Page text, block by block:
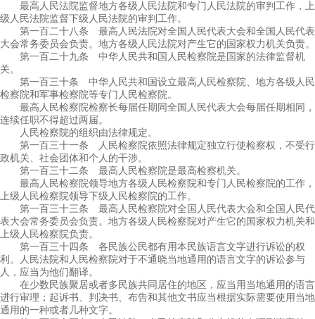
最高人民法院监督地方各级人民法院和专门人民法院的审判工作，上
级人民法院监督下级人民法院的审判工作。
第一百二十八条 最高人民法院对全国人民代表大会和全国人民代表
大会常务委员会负责。地方各级人民法院对产生它的国家权力机关负责。
第一百二十九条 中华人民共和国人民检察院是国家的法律监督机
关。
第一百三十条 中华人民共和国设立最高人民检察院、地方各级人民
检察院和军事检察院等专门人民检察院。
最高人民检察院检察长每届任期同全国人民代表大会每届任期相同，
连续任职不得超过两届。
人民检察院的组织由法律规定。
第一百三十一条 人民检察院依照法律规定独立行使检察权，不受行
政机关、社会团体和个人的干涉。
第一百三十二条 最高人民检察院是最高检察机关。
最高人民检察院领导地方各级人民检察院和专门人民检察院的工作，
上级人民检察院领导下级人民检察院的工作。
第一百三十三条 最高人民检察院对全国人民代表大会和全国人民代
表大会常务委员会负责。地方各级人民检察院对产生它的国家权力机关和
上级人民检察院负责。
第一百三十四条 各民族公民都有用本民族语言文字进行诉讼的权
利。人民法院和人民检察院对于不通晓当地通用的语言文字的诉讼参与
人，应当为他们翻译。
在少数民族聚居或者多民族共同居住的地区，应当用当地通用的语言
进行审理；起诉书、判决书、布告和其他文书应当根据实际需要使用当地
通用的一种或者几种文字。